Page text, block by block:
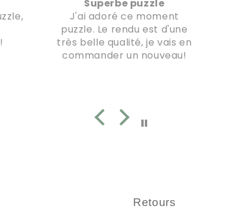
Superbe puzzle
J'ai adoré ce moment
puzzle. Le rendu est d'une
très belle qualité, je vais en
commander un nouveau!
Retours